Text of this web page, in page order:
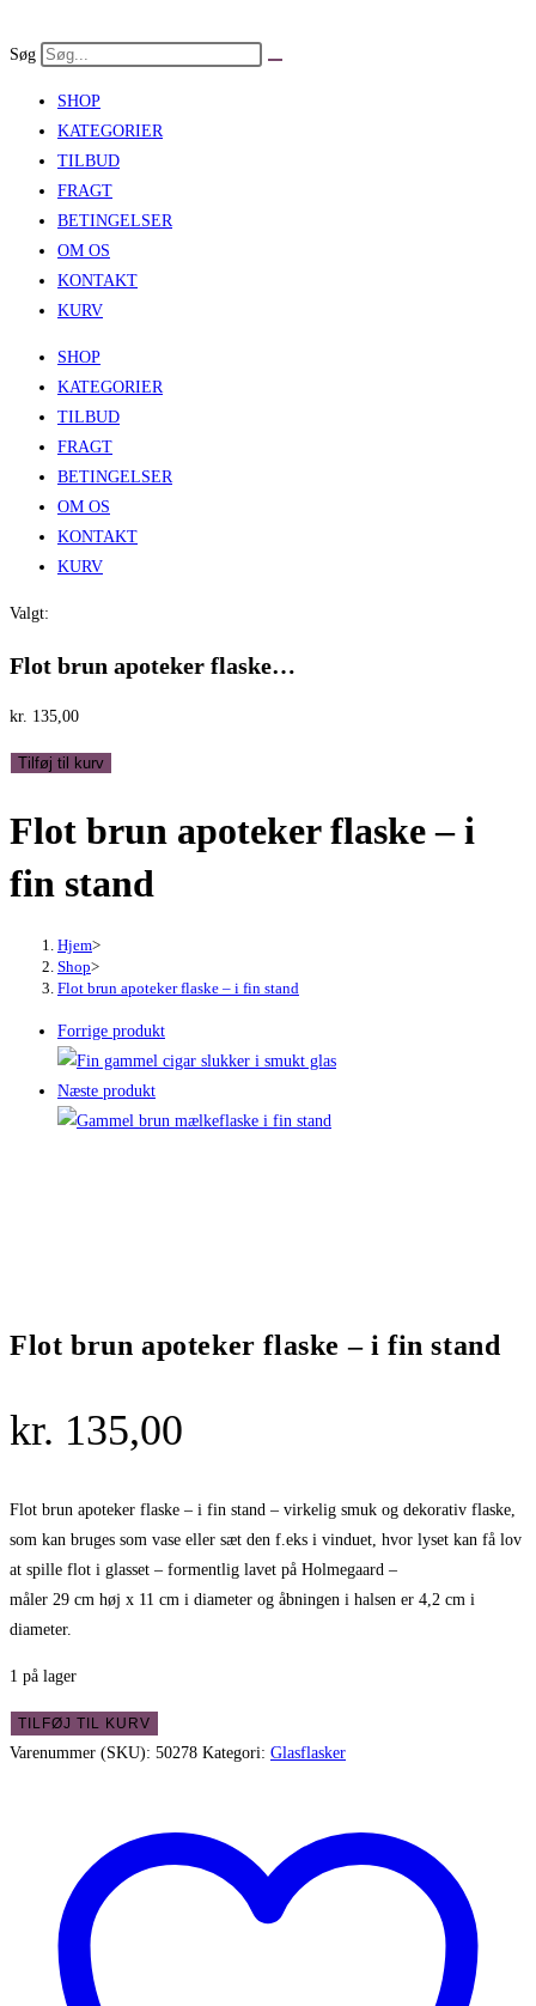
to
Søg
SHOP
KATEGORIER
TILBUD
FRAGT
BETINGELSER
OM OS
KONTAKT
KURV
SHOP
KATEGORIER
TILBUD
FRAGT
BETINGELSER
OM OS
KONTAKT
KURV
Valgt:
Flot brun apoteker flaske…
kr. 135,00
Flot
apoteker
-
stand
Tilføj til kurv
Flot brun apoteker flaske – i
fin stand
Hjem>
Shop>
Flot brun apoteker flaske – i fin stand
Forrige produkt
Næste produkt
Flot brun apoteker flaske – i fin stand
kr. 135,00
Flot brun apoteker flaske – i fin stand – virkelig smuk og dekorativ flaske,
som kan bruges som vase eller sæt den f.eks i vinduet, hvor lyset kan få lov
at spille flot i glasset – formentlig lavet på Holmegaard –
måler 29 cm høj x 11 cm i diameter og åbningen i halsen er 4,2 cm i
diameter.
1 på lager
Flot
brun
TILFØJ TIL KURV
Varenummer (SKU): 50278 Kategori: Glasflasker